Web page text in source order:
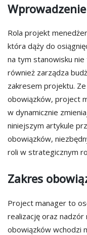
Rola projekt
która dąży do
na tym stanowisku
również zarządza
zakresem projektu.
obowiązków, project
w dynamicznie
niniejszym artykule
obowiązków,
roli w strategicznym
Zakres
Project manager to
realizację oraz nadzór
obowiązków wchodzi